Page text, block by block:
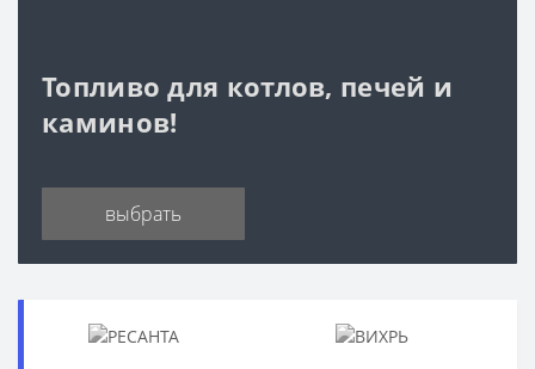
Топливо для котлов, печей и
каминов!
выбрать